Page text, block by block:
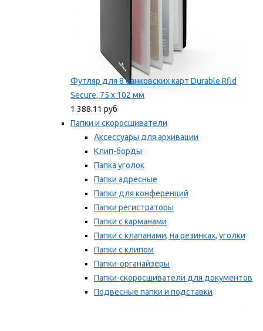
Футляр для 8 банковских карт Durable Rfid
Secure, 75 х 102 мм
1 388.11 руб
Папки и скоросшиватели
Аксессуары для архивации
Клип-борды
Папка уголок
Папки адресные
Папки для конференций
Папки регистраторы
Папки с карманами
Папки с клапанами, на резинках, уголки
Папки с клипом
Папки-органайзеры
Папки-скоросшиватели для документов
Подвесные папки и подставки